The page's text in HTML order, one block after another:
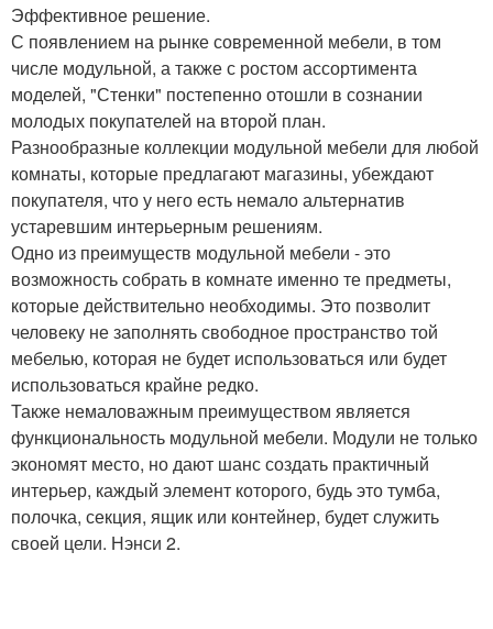
Эффективное решение.
С появлением на рынке современной мебели, в том
числе модульной, а также с ростом ассортимента
моделей, "Стенки" постепенно отошли в сознании
молодых покупателей на второй план.
Разнообразные коллекции модульной мебели для любой
комнаты, которые предлагают магазины, убеждают
покупателя, что у него есть немало альтернатив
устаревшим интерьерным решениям.
Одно из преимуществ модульной мебели - это
возможность собрать в комнате именно те предметы,
которые действительно необходимы. Это позволит
человеку не заполнять свободное пространство той
мебелью, которая не будет использоваться или будет
использоваться крайне редко.
Также немаловажным преимуществом является
функциональность модульной мебели. Модули не только
экономят место, но дают шанс создать практичный
интерьер, каждый элемент которого, будь это тумба,
полочка, секция, ящик или контейнер, будет служить
своей цели. Нэнси 2.